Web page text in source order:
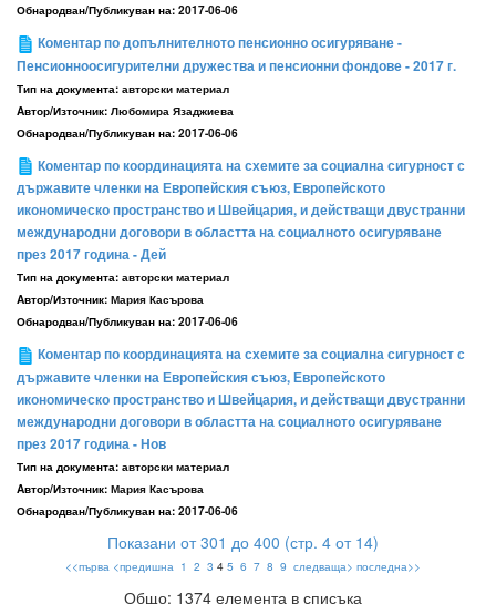
Обнародван/Публикуван на: 2017-06-06
Коментар по допълнителното пенсионно осигуряване -
Пенсионноосигурителни дружества и пенсионни фондове - 2017 г.
Тип на документа: авторски материал
Aвтор/Източник: Любомира Язаджиева
Обнародван/Публикуван на: 2017-06-06
Коментар по координацията на схемите за социална сигурност с
държавите членки на Европейския съюз, Европейското
икономическо пространство и Швейцария, и действащи двустранни
международни договори в областта на социалното осигуряване
през 2017 година - Дей
Тип на документа: авторски материал
Aвтор/Източник: Мария Касърова
Обнародван/Публикуван на: 2017-06-06
Коментар по координацията на схемите за социална сигурност с
държавите членки на Европейския съюз, Европейското
икономическо пространство и Швейцария, и действащи двустранни
международни договори в областта на социалното осигуряване
през 2017 година - Нов
Тип на документа: авторски материал
Aвтор/Източник: Мария Касърова
Обнародван/Публикуван на: 2017-06-06
Показани от 301 до 400 (стр. 4 от 14)
<<първа <предишна 1 2 3 4 5 6 7 8 9 следваща> последна>>
Общо: 1374 елемента в списъка